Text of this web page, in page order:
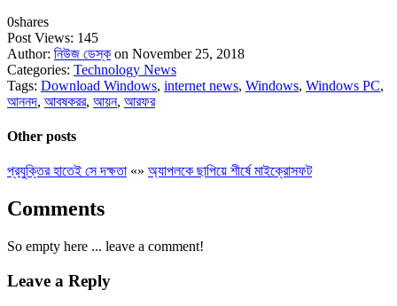
0shares
Post Views: 145
Author: নিউজ ডেস্ক on November 25, 2018
Categories: Technology News
Tags: Download Windows, internet news, Windows, Windows PC,
আননদ, আবষকরর, আয়ন, আরফর
Other posts
প্রযুক্তির হাতেই সে দক্ষতা «» অ্যাপলকে ছাপিয়ে শীর্ষে মাইক্রোসফট
Comments
So empty here ... leave a comment!
Leave a Reply